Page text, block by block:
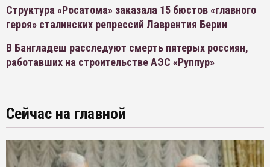
Структура «Росатома» заказала 15 бюстов «главного
героя» сталинских репрессий Лаврентия Берии
В Бангладеш расследуют смерть пятерых россиян,
работавших на строительстве АЭС «Руппур»
Сейчас на главной